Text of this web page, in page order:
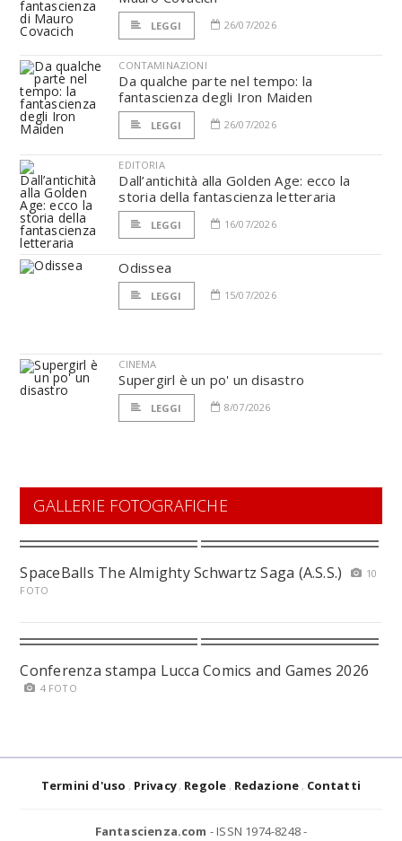
LEGGI 26/07/2026
CONTAMINAZIONI
Da qualche parte nel tempo: la
fantascienza degli Iron Maiden
LEGGI 26/07/2026
EDITORIA
Dall’antichità alla Golden Age: ecco la
storia della fantascienza letteraria
LEGGI 16/07/2026
Odissea
LEGGI 15/07/2026
CINEMA
Supergirl è un po' un disastro
LEGGI 8/07/2026
GALLERIE FOTOGRAFICHE
SpaceBalls The Almighty Schwartz Saga (A.S.S.)
10
FOTO
Conferenza stampa Lucca Comics and Games 2026
4 FOTO
Termini d'uso Privacy Regole Redazione Contatti
Fantascienza.com - ISSN 1974-8248 -